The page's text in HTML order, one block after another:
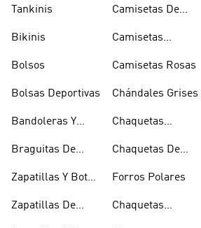
Tankinis
Bikinis
Bolsos
Bolsas Deportivas
Bandoleras Y
Hombro
Braguitas De
Zapatillas Y Botas
Zapatillas De
Camisetas De
Camisetas
Camisetas Rosas
Chándales Grises
Chaquetas
Acolchados
Chaquetas De
Forros Polares
Chaquetas